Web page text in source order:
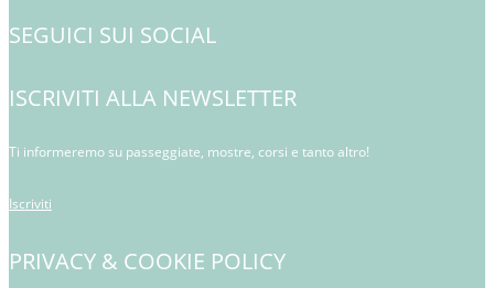
SEGUICI SUI SOCIAL
ISCRIVITI ALLA NEWSLETTER
Ti informeremo su passeggiate, mostre, corsi e tanto altro!
Iscriviti
PRIVACY & COOKIE POLICY